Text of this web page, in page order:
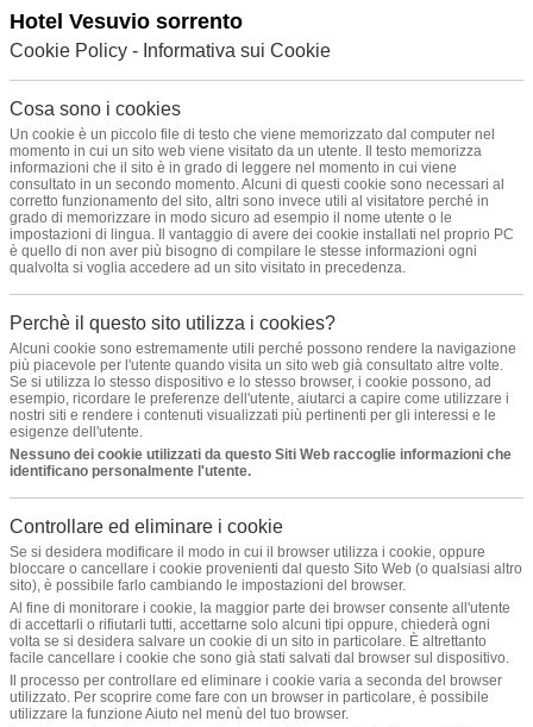
Hotel Vesuvio sorrento
Cookie Policy - Informativa sui Cookie
Cosa sono i cookies
Un cookie è un piccolo file di testo che viene memorizzato dal computer nel
momento in cui un sito web viene visitato da un utente. Il testo memorizza
informazioni che il sito è in grado di leggere nel momento in cui viene
consultato in un secondo momento. Alcuni di questi cookie sono necessari al
corretto funzionamento del sito, altri sono invece utili al visitatore perché in
grado di memorizzare in modo sicuro ad esempio il nome utente o le
impostazioni di lingua. Il vantaggio di avere dei cookie installati nel proprio PC
è quello di non aver più bisogno di compilare le stesse informazioni ogni
qualvolta si voglia accedere ad un sito visitato in precedenza.
Perchè il questo sito utilizza i cookies?
Alcuni cookie sono estremamente utili perché possono rendere la navigazione
più piacevole per l'utente quando visita un sito web già consultato altre volte.
Se si utilizza lo stesso dispositivo e lo stesso browser, i cookie possono, ad
esempio, ricordare le preferenze dell'utente, aiutarci a capire come utilizzare i
nostri siti e rendere i contenuti visualizzati più pertinenti per gli interessi e le
esigenze dell'utente.
Nessuno dei cookie utilizzati da questo Siti Web raccoglie informazioni che
identificano personalmente l'utente.
Controllare ed eliminare i cookie
Se si desidera modificare il modo in cui il browser utilizza i cookie, oppure
bloccare o cancellare i cookie provenienti dal questo Sito Web (o qualsiasi altro
sito), è possibile farlo cambiando le impostazioni del browser.
Al fine di monitorare i cookie, la maggior parte dei browser consente all'utente
di accettarli o rifiutarli tutti, accettarne solo alcuni tipi oppure, chiederà ogni
volta se si desidera salvare un cookie di un sito in particolare. È altrettanto
facile cancellare i cookie che sono già stati salvati dal browser sul dispositivo.
Il processo per controllare ed eliminare i cookie varia a seconda del browser
utilizzato. Per scoprire come fare con un browser in particolare, è possibile
utilizzare la funzione Aiuto nel menù del tuo browser.